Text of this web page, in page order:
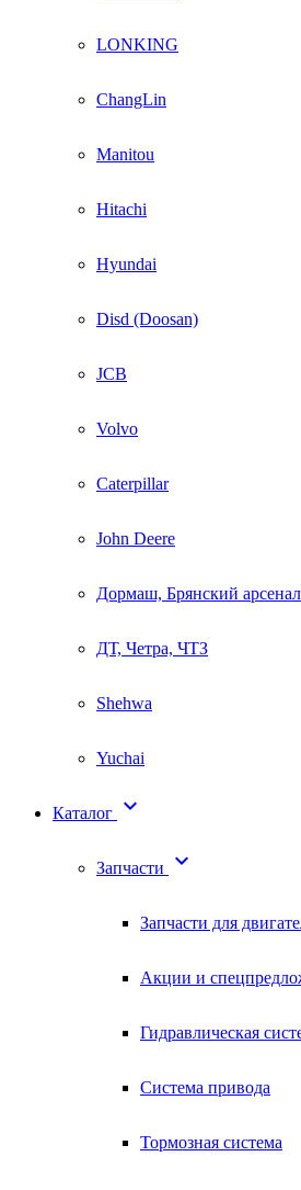
LONKING
ChangLin
Manitou
Hitachi
Hyundai
Disd (Doosan)
JCB
Volvo
Caterpillar
John Deere
Дормаш, Брянский
ДТ, Четра, ЧТЗ
Shehwa
Yuchai
Каталог 
Запчасти 
Запчасти для
Акции и
Гидравлическая
Система привода
Тормозная система